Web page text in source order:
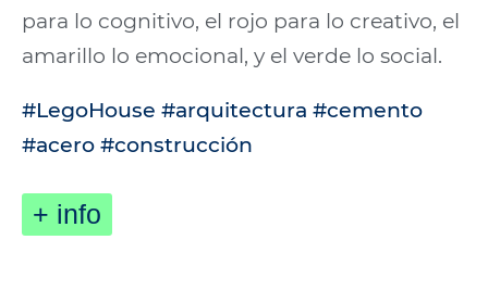
para lo cognitivo, el rojo para lo creativo, el
amarillo lo emocional, y el verde lo social.
#LegoHouse #arquitectura #cemento
#acero #construcción
+ info